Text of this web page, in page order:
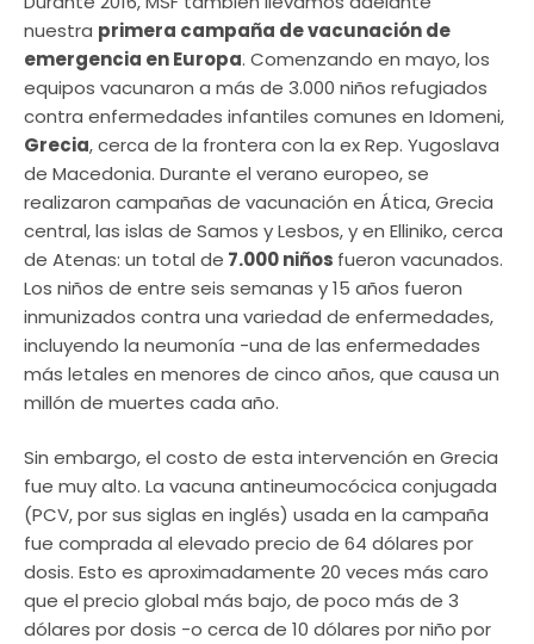
nuestra primera campaña de vacunación de
emergencia en Europa. Comenzando en mayo, los
equipos vacunaron a más de 3.000 niños refugiados
contra enfermedades infantiles comunes en Idomeni,
Grecia, cerca de la frontera con la ex Rep. Yugoslava
de Macedonia. Durante el verano europeo, se
realizaron campañas de vacunación en Ática, Grecia
central, las islas de Samos y Lesbos, y en Elliniko, cerca
de Atenas: un total de 7.000 niños fueron vacunados.
Los niños de entre seis semanas y 15 años fueron
inmunizados contra una variedad de enfermedades,
incluyendo la neumonía -una de las enfermedades
más letales en menores de cinco años, que causa un
millón de muertes cada año.
Sin embargo, el costo de esta intervención en Grecia
fue muy alto. La vacuna antineumocócica conjugada
(PCV, por sus siglas en inglés) usada en la campaña
fue comprada al elevado precio de 64 dólares por
dosis. Esto es aproximadamente 20 veces más caro
que el precio global más bajo, de poco más de 3
dólares por dosis -o cerca de 10 dólares por niño por